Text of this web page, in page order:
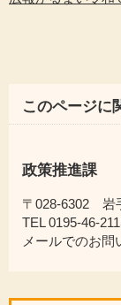
このページに
政策推進課
〒028-6302 岩
TEL 0195-46-
メールでのお